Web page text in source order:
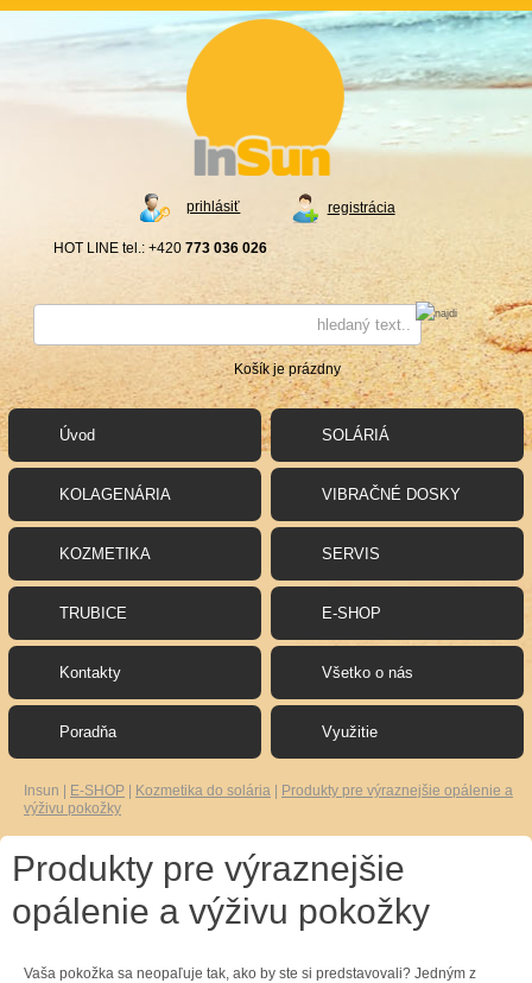
registrácia
prihlásiť
HOT LINE tel.: +420 773 036 026
Košík je prázdny
Úvod SOLÁRIÁ
KOLAGENÁRIA VIBRAČNÉ DOSKY
KOZMETIKA SERVIS
TRUBICE E-SHOP
Kontakty Všetko o nás
Poradňa Využitie
Insun E-SHOP Kozmetika do solária
Produkty pre výraznejšie opálenie a
výživu pokožky
Produkty pre výraznejšie
opálenie a výživu pokožky
Vaša pokožka sa neopaľuje tak, ako by ste si predstavovali? Jedným z